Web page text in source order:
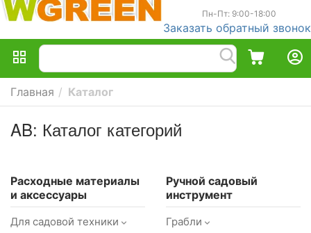
Пн-Пт: 9:00-18:00
Заказать обратный звонок
Главная / Каталог
AB: Каталог категорий
Расходные материалы
и аксессуары
Для садовой техники
Ручной садовый
инструмент
Грабли